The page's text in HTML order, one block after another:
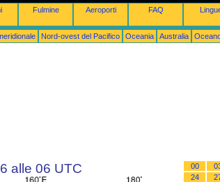
Fulmine Aeroporti FAQ
Nord-ovest del Pacifico Oceania Australia
alle 06 UTC 00
24